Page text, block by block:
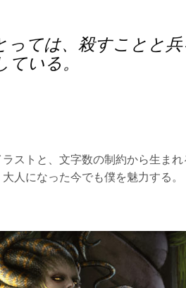
っては、殺すことと
いる。
ストと、文字数の制約から生ま
人になった今でも僕を魅力する。